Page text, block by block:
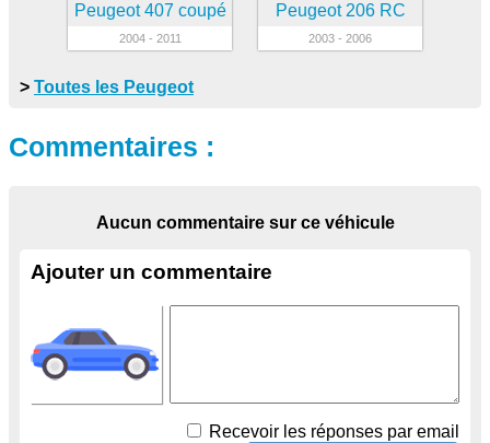
Peugeot 407 coupé
2004 - 2011
Peugeot 206 RC
2003 - 2006
> Toutes les Peugeot
Commentaires :
Aucun commentaire sur ce véhicule
Ajouter un commentaire
Recevoir les réponses par email